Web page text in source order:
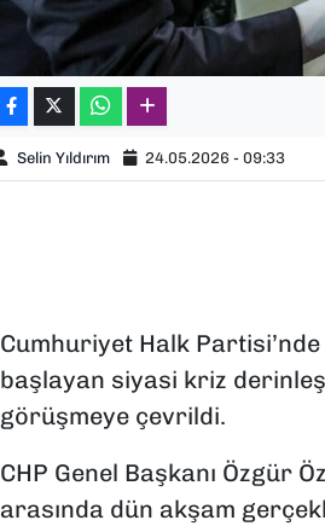
Selin Yıldırım 24.05.2026 - 09:33
Cumhuriyet Halk
başlayan siyasi kriz
görüşmeye çevrildi.
CHP Genel Başkanı Özgür
arasında dün akşam